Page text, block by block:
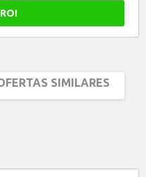
SIMILARES